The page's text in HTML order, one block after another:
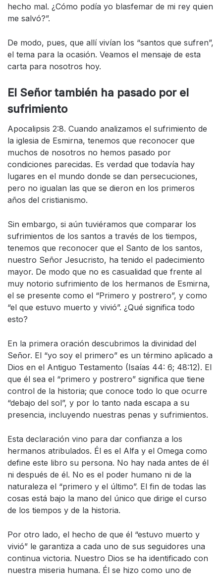
hecho mal. ¿Cómo podía yo blasfemar de mi rey quien
me salvó?”.
De modo, pues, que allí vivían los “santos que sufren”,
el tema para la ocasión. Veamos el mensaje de esta
carta para nosotros hoy.
El Señor también ha pasado por el
sufrimiento
Apocalipsis 2:8. Cuando analizamos el sufrimiento de
la iglesia de Esmirna, tenemos que reconocer que
muchos de nosotros no hemos pasado por
condiciones parecidas. Es verdad que todavía hay
lugares en el mundo donde se dan persecuciones,
pero no igualan las que se dieron en los primeros
años del cristianismo.
Sin embargo, si aún tuviéramos que comparar los
sufrimientos de los santos a través de los tiempos,
tenemos que reconocer que el Santo de los santos,
nuestro Señor Jesucristo, ha tenido el padecimiento
mayor. De modo que no es casualidad que frente al
muy notorio sufrimiento de los hermanos de Esmirna,
el se presente como el “Primero y postrero”, y como
“el que estuvo muerto y vivió”. ¿Qué significa todo
esto?
En la primera oración descubrimos la divinidad del
Señor. El “yo soy el primero” es un término aplicado a
Dios en el Antiguo Testamento (Isaías 44: 6; 48:12). El
que él sea el “primero y postrero” significa que tiene
control de la historia; que conoce todo lo que ocurre
“debajo del sol”, y por lo tanto nada escapa a su
presencia, incluyendo nuestras penas y sufrimientos.
Esta declaración vino para dar confianza a los
hermanos atribulados. Él es el Alfa y el Omega como
define este libro su persona. No hay nada antes de él
ni después de él. No es el poder humano ni de la
naturaleza el “primero y el último”. El fin de todas las
cosas está bajo la mano del único que dirige el curso
de los tiempos y de la historia.
Por otro lado, el hecho de que él “estuvo muerto y
vivió” le garantiza a cada uno de sus seguidores una
continua victoria. Nuestro Dios se ha identificado con
nuestra miseria humana. Él se hizo como uno de